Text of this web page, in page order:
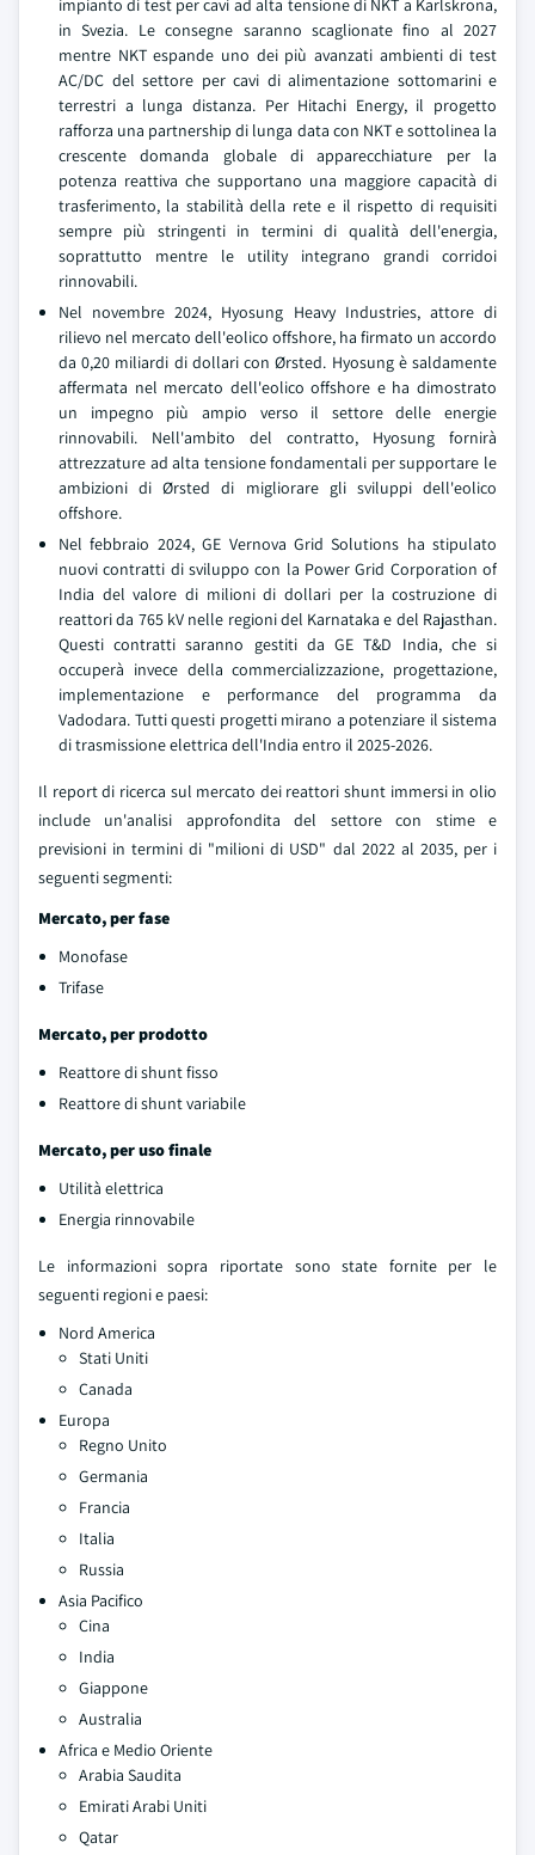
impianto di test per cavi ad alta tensione di NKT a Karlskrona,
in Svezia. Le consegne saranno scaglionate fino al 2027
mentre NKT espande uno dei più avanzati ambienti di test
AC/DC del settore per cavi di alimentazione sottomarini e
terrestri a lunga distanza. Per Hitachi Energy, il progetto
rafforza una partnership di lunga data con NKT e sottolinea la
crescente domanda globale di apparecchiature per la
potenza reattiva che supportano una maggiore capacità di
trasferimento, la stabilità della rete e il rispetto di requisiti
sempre più stringenti in termini di qualità dell'energia,
soprattutto mentre le utility integrano grandi corridoi
rinnovabili.
Nel novembre 2024, Hyosung Heavy Industries, attore di
rilievo nel mercato dell'eolico offshore, ha firmato un accordo
da 0,20 miliardi di dollari con Ørsted. Hyosung è saldamente
affermata nel mercato dell'eolico offshore e ha dimostrato
un impegno più ampio verso il settore delle energie
rinnovabili. Nell'ambito del contratto, Hyosung fornirà
attrezzature ad alta tensione fondamentali per supportare le
ambizioni di Ørsted di migliorare gli sviluppi dell'eolico
offshore.
Nel febbraio 2024, GE Vernova Grid Solutions ha stipulato
nuovi contratti di sviluppo con la Power Grid Corporation of
India del valore di milioni di dollari per la costruzione di
reattori da 765 kV nelle regioni del Karnataka e del Rajasthan.
Questi contratti saranno gestiti da GE T&D India, che si
occuperà invece della commercializzazione, progettazione,
implementazione e performance del programma da
Vadodara. Tutti questi progetti mirano a potenziare il sistema
di trasmissione elettrica dell'India entro il 2025-2026.
Il report di ricerca sul mercato dei reattori shunt immersi in olio
include un'analisi approfondita del settore con stime e
previsioni in termini di "milioni di USD" dal 2022 al 2035, per i
seguenti segmenti:
Mercato, per fase
Monofase
Trifase
Mercato, per prodotto
Reattore di shunt fisso
Reattore di shunt variabile
Mercato, per uso finale
Utilità elettrica
Energia rinnovabile
Le informazioni sopra riportate sono state fornite per le
seguenti regioni e paesi:
Nord America
Stati Uniti
Canada
Europa
Regno Unito
Germania
Francia
Italia
Russia
Asia Pacifico
Cina
India
Giappone
Australia
Africa e Medio Oriente
Arabia Saudita
Emirati Arabi Uniti
Qatar